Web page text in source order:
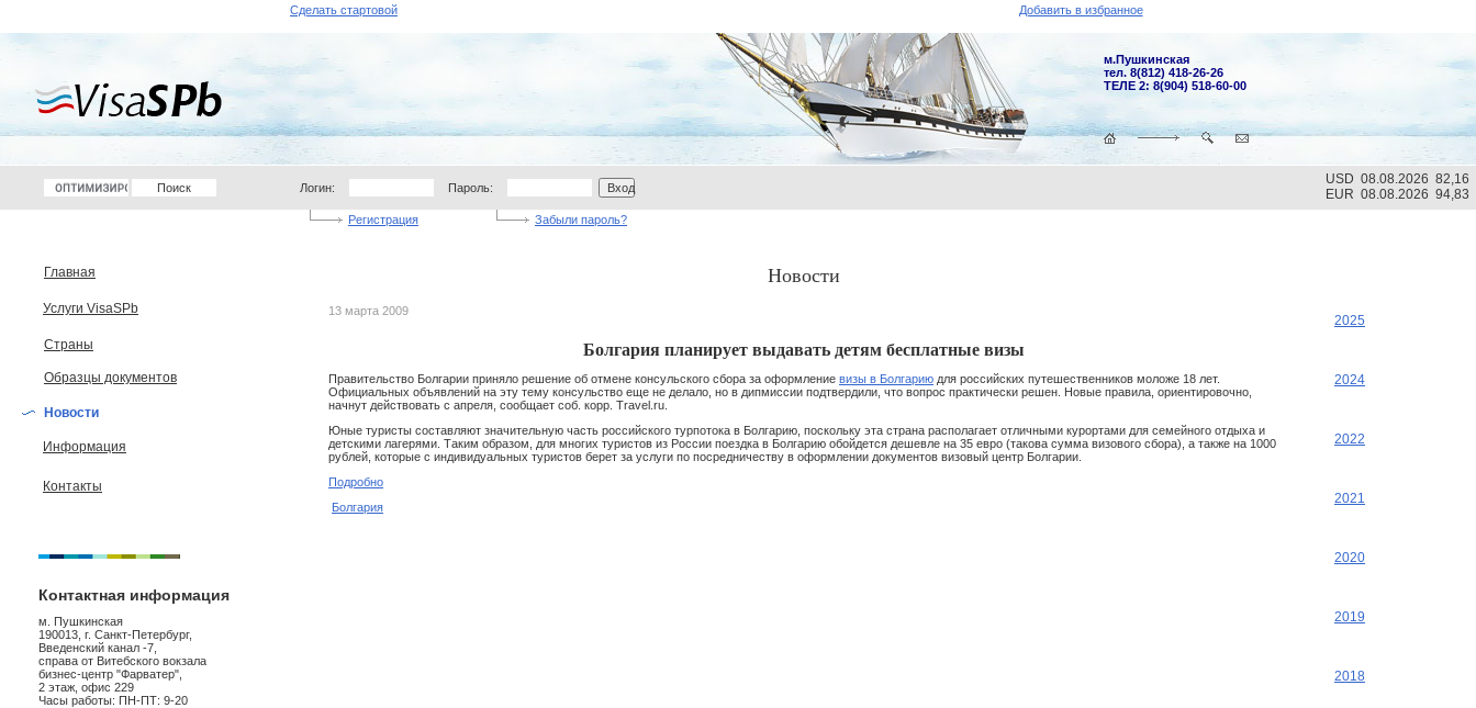
Сделать стартовой Добавить в избранное
м.Пушкинская
тел. 8(812) 418-26-26
ТЕЛЕ 2: 8(904) 518-60-00
USD 08.08.2026 82,16
EUR 08.08.2026 94,83
Логин: Пароль: Вход
Регистрация Забыли пароль?
Главная
Услуги VisaSPb
Страны
Образцы документов
Новости
Информация
Контакты
Контактная информация
м. Пушкинская
190013, г. Санкт-Петербург,
Введенский канал -7,
справа от Витебского вокзала
бизнес-центр "Фарватер",
2 этаж, офис 229
Часы работы: ПН-ПТ: 9-20
Новости
13 марта 2009
Болгария планирует выдавать детям бесплатные визы
Правительство Болгарии приняло решение об отмене консульского сбора за оформление визы в Болгарию для российских путешественников моложе 18 лет.
Официальных объявлений на эту тему консульство еще не делало, но в дипмиссии подтвердили, что вопрос практически решен. Новые правила, ориентировочно,
начнут действовать с апреля, сообщает соб. корр. Travel.ru.
Юные туристы составляют значительную часть российского турпотока в Болгарию, поскольку эта страна располагает отличными курортами для семейного отдыха и
детскими лагерями. Таким образом, для многих туристов из России поездка в Болгарию обойдется дешевле на 35 евро (такова сумма визового сбора), а также на 1000
рублей, которые с индивидуальных туристов берет за услуги по посредничеству в оформлении документов визовый центр Болгарии.
Подробно
Болгария
2025
2024
2022
2021
2020
2019
2018